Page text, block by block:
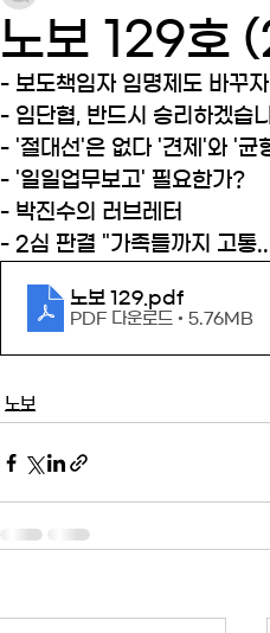
노보 129호
- 보도책임자 임명제도 바꾸
- 임단협, 반드시 승리하겠습
- '절대선'은 없다 '견제'와 '균
- '일일업무보고' 필요한가?
- 박진수의 러브레터
- 2심 판결 "가족들까지 고통
노보 129 .pdf
PDF 다운로드 • 5.76MB
노보